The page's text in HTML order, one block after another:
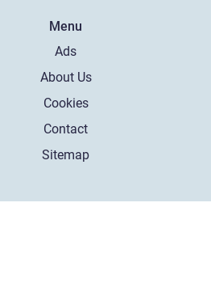
Menu
Ads
About Us
Cookies
Contact
Sitemap